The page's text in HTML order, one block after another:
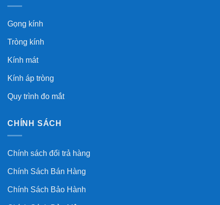
Gọng kính
Tròng kính
Kính mát
Kính áp tròng
Quy trình đo mắt
CHÍNH SÁCH
Chính sách đổi trả hàng
Chính Sách Bán Hàng
Chính Sách Bảo Hành